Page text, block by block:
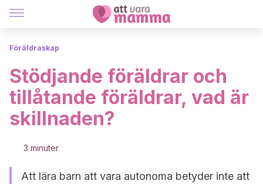
Föräldraskap
Stödjande föräldrar och
tillåtande föräldrar, vad är
skillnaden?
3 minuter
Att lära barn att vara autonoma betyder inte att